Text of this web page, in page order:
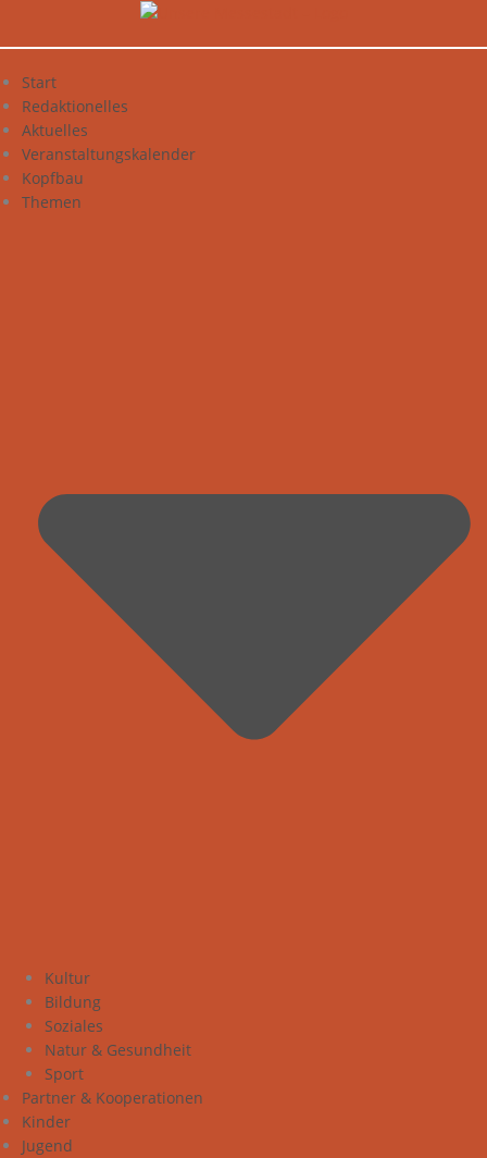
Start
Redaktionelles
Aktuelles
Veranstaltungskalender
Kopfbau
Themen
Kultur
Bildung
Soziales
Natur & Gesundheit
Sport
Partner & Kooperationen
Kinder
Jugend